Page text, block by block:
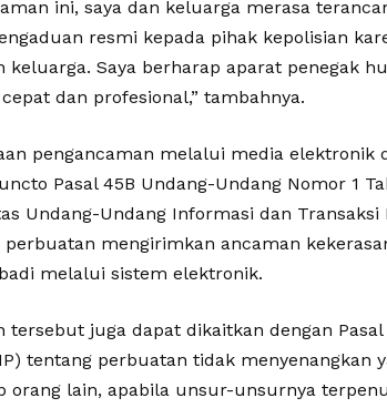
ini, saya dan keluarga merasa
resmi kepada pihak kepolisian
keluarga. Saya berharap aparat penegak
dan profesional,” tambahnya.
pengancaman melalui media elektronik
Pasal 45B Undang-Undang Nomor 1
Undang-Undang Informasi dan Transaksi
mengirimkan ancaman
melalui sistem elektronik.
tersebut juga dapat dikaitkan dengan
tentang perbuatan tidak menyenangkan
orang lain, apabila unsur-unsurnya